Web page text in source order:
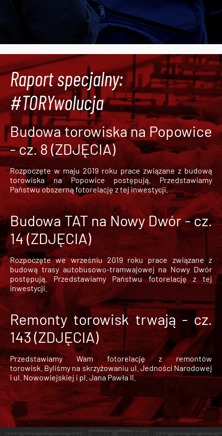
Raport specjalny:
#TORYwolucja
Budowa torowiska na Popowice
- cz. 8 (ZDJĘCIA)
Rozpoczęte w maju 2019 roku prace związane z budową
torowiska na Popowice
postępują. Przedstawiamy
Państwu obszerną fotorelację z tej inwestycji.
Budowa TAT na Nowy Dwór - cz.
14 (ZDJĘCIA)
Rozpoczęte we wrześniu 2019 roku prace związane z
budową trasy autobusowo-tramwajowej na Nowy Dwór
postępują. Przedstawiamy Państwu fotorelację z tej
inwestycji.
Remonty torowisk trwają - cz.
143 (ZDJĘCIA)
Przedstawiamy Wam fotorelację z remontów
torowisk. Byliśmy na skrzyżowaniu ul. Jedności Narodowej
i ul. Nowowiejskiej i pl. Jana Pawła II.